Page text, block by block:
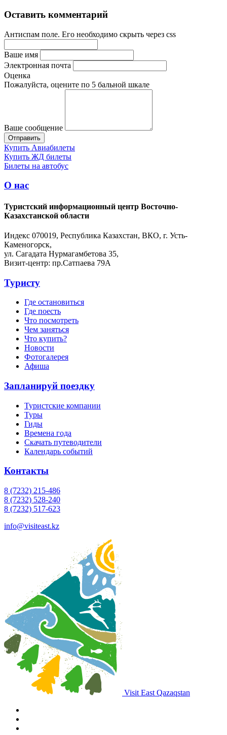
Оставить комментарий
Антиспам поле. Его необходимо скрыть через css
Ваше имя
Электронная почта
Оценка
Пожалуйста, оцените по 5 бальной шкале
Ваше сообщение
Купить Авиабилеты
Купить ЖД билеты
Билеты на автобус
О нас
Туристский информационный центр Восточно-
Казахстанской области
Индекс 070019, Республика Казахстан, ВКО, г. Усть-
Каменогорск,
ул. Сагадата Нурмагамбетова 35,
Визит-центр: пр.Сатпаева 79А
Туристу
Где остановиться
Где поесть
Что посмотреть
Чем заняться
Что купить?
Новости
Фотогалерея
Афиша
Запланируй поездку
Туристские компании
Туры
Гиды
Времена года
Скачать путеводители
Календарь событий
Контакты
8 (7232) 215-486
8 (7232) 528-240
8 (7232) 517-623
info@visiteast.kz
Visit East Qazaqstan